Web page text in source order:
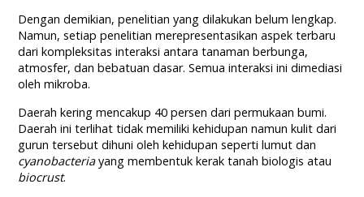
Dengan demikian, penelitian yang dilakukan belum lengkap.
Namun, setiap penelitian merepresentasikan aspek terbaru
dari kompleksitas interaksi antara tanaman berbunga,
atmosfer, dan bebatuan dasar. Semua interaksi ini dimediasi
oleh mikroba.
Daerah kering mencakup 40 persen dari permukaan bumi.
Daerah ini terlihat tidak memiliki kehidupan namun kulit dari
gurun tersebut dihuni oleh kehidupan seperti lumut dan
cyanobacteriayang membentuk kerak tanah biologis atau
biocrust.